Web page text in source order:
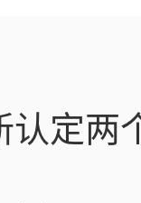
认定两